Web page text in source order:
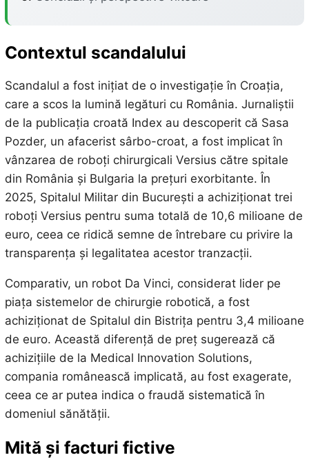
Contextul scandalului
Scandalul a fost inițiat de o investigație în Croația,
care a scos la lumină legături cu România. Jurnaliștii
de la publicația croată Index au descoperit că Sasa
Pozder, un afacerist sârbo-croat, a fost implicat în
vânzarea de roboți chirurgicali Versius către spitale
din România și Bulgaria la prețuri exorbitante. În
2025, Spitalul Militar din București a achiziționat trei
roboți Versius pentru suma totală de 10,6 milioane de
euro, ceea ce ridică semne de întrebare cu privire la
transparența și legalitatea acestor tranzacții.
Comparativ, un robot Da Vinci, considerat lider pe
piața sistemelor de chirurgie robotică, a fost
achiziționat de Spitalul din Bistrița pentru 3,4 milioane
de euro. Această diferență de preț sugerează că
achizițiile de la Medical Innovation Solutions,
compania românească implicată, au fost exagerate,
ceea ce ar putea indica o fraudă sistematică în
domeniul sănătății.
Mită și facturi fictive